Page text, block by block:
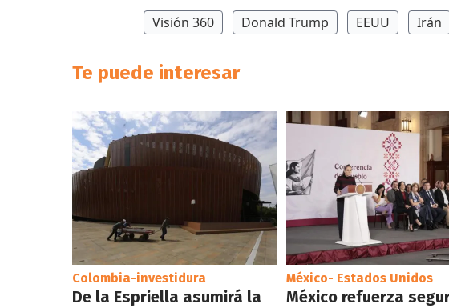
Visión 360 Donald Trump EEUU Irán
Te puede interesar
Colombia-investidura
De la Espriella asumirá la
México- Estados Unidos
México refuerza